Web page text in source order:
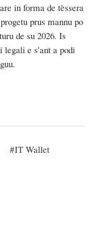
in forma de tèssera
prus mannu po
de su 2026. Is
legali e s'ant a podi
IT Wallet